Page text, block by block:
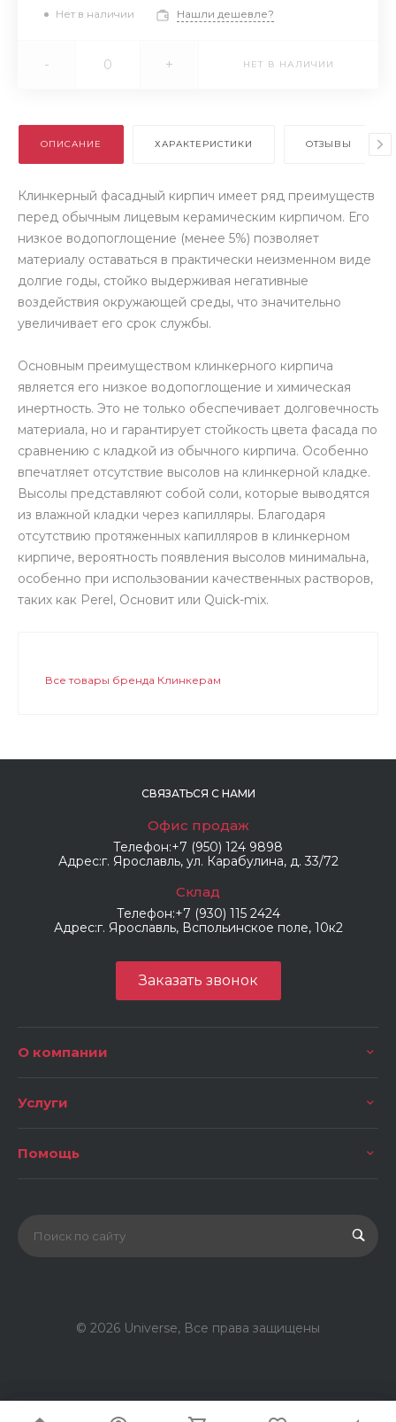
Нет в наличии Нашли дешевле?
- + НЕТ В НАЛИЧИИ
ОПИСАНИЕ ХАРАКТЕРИСТИКИ ОТЗЫВЫ
Клинкерный фасадный кирпич имеет ряд преимуществ
перед обычным лицевым керамическим кирпичом. Его
низкое водопоглощение (менее 5%) позволяет
материалу оставаться в практически неизменном виде
долгие годы, стойко выдерживая негативные
воздействия окружающей среды, что значительно
увеличивает его срок службы.
Основным преимуществом клинкерного кирпича
является его низкое водопоглощение и химическая
инертность. Это не только обеспечивает долговечность
материала, но и гарантирует стойкость цвета фасада по
сравнению с кладкой из обычного кирпича. Особенно
впечатляет отсутствие высолов на клинкерной кладке.
Высолы представляют собой соли, которые выводятся
из влажной кладки через капилляры. Благодаря
отсутствию протяженных капилляров в клинкерном
кирпиче, вероятность появления высолов минимальна,
особенно при использовании качественных растворов,
таких как Perel, Основит или Quick-mix.
Все товары бренда Клинкерам
СВЯЗАТЬСЯ С НАМИ
Офис продаж
Телефон:+7 (950) 124 9898
Адрес:г. Ярославль, ул. Карабулина, д. 33/72
Склад
Телефон:+7 (930) 115 2424
Адрес:г. Ярославль, Вспольинское поле, 10к2
Заказать звонок
О компании
Услуги
Помощь
© 2026 Universe, Все права защищены